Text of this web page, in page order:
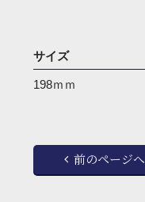
サイズ
198ｍｍ
前のページへ